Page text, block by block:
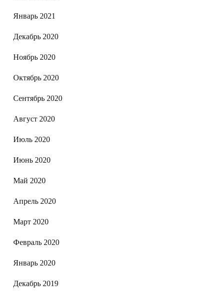
Январь 2021
Декабрь 2020
Ноябрь 2020
Октябрь 2020
Сентябрь 2020
Август 2020
Июль 2020
Июнь 2020
Май 2020
Апрель 2020
Март 2020
Февраль 2020
Январь 2020
Декабрь 2019